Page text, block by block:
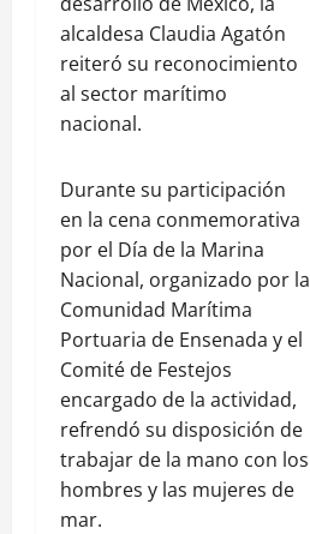
alcaldesa Claudia Agatón
reiteró su reconocimiento
al sector marítimo
nacional.
Durante su participación
en la cena conmemorativa
por el Día de la Marina
Nacional, organizado por la
Comunidad Marítima
Portuaria de Ensenada y el
Comité de Festejos
encargado de la actividad,
refrendó su disposición de
trabajar de la mano con los
hombres y las mujeres de
mar.